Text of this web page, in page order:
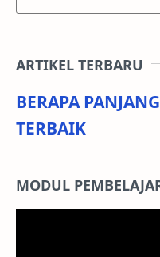
ARTIKEL TERBARU
BERAPA
TERBAIK
MODUL